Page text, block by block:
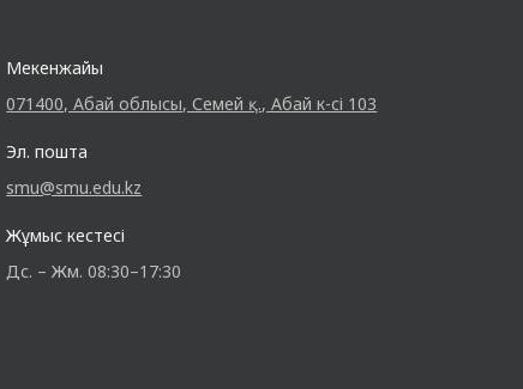
Мекенжайы
071400, Абай облысы, Семей қ., Абай к-сі 103
Эл. пошта
smu@smu.edu.kz
Жұмыс кестесі
Дс. – Жм. 08:30–17:30